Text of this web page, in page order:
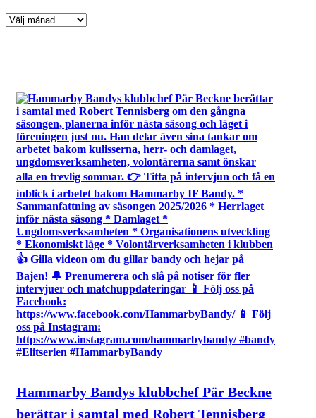
Hammarby Bandys klubbchef Pär Beckne
berättar i samtal med Robert Tennisberg